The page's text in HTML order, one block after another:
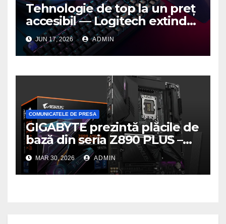
Tehnologie de top la un preț
accesibil — Logitech extinde
seria G3 cu un nou mouse și
o nouă tastatură pentru
gaming pe PC
JUN 17, 2026 ADMIN
COMUNICATELE DE PRESA
GIGABYTE prezintă plăcile de
bază din seria Z890 PLUS –
performanță de ultimă
generație la un nou nivel
MAR 30, 2026 ADMIN